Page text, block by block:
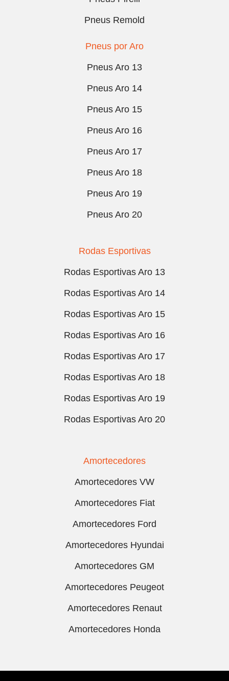
Pneus Remold
Pneus por Aro
Pneus Aro 13
Pneus Aro 14
Pneus Aro 15
Pneus Aro 16
Pneus Aro 17
Pneus Aro 18
Pneus Aro 19
Pneus Aro 20
Rodas Esportivas
Rodas Esportivas Aro 13
Rodas Esportivas Aro 14
Rodas Esportivas Aro 15
Rodas Esportivas Aro 16
Rodas Esportivas Aro 17
Rodas Esportivas Aro 18
Rodas Esportivas Aro 19
Rodas Esportivas Aro 20
Amortecedores
Amortecedores VW
Amortecedores Fiat
Amortecedores Ford
Amortecedores Hyundai
Amortecedores GM
Amortecedores Peugeot
Amortecedores Renaut
Amortecedores Honda